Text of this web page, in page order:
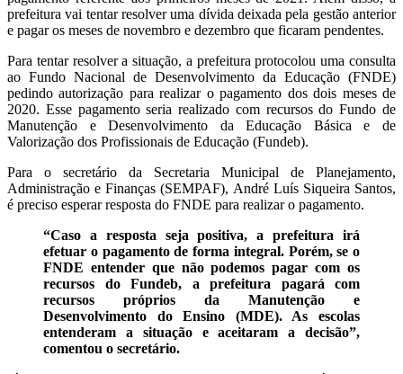
prefeitura vai tentar resolver uma dívida deixada pela gestão anterior
e pagar os meses de novembro e dezembro que ficaram pendentes.
Para tentar resolver a situação, a prefeitura protocolou uma consulta
ao Fundo Nacional de Desenvolvimento da Educação (FNDE)
pedindo autorização para realizar o pagamento dos dois meses de
2020. Esse pagamento seria realizado com recursos do Fundo de
Manutenção e Desenvolvimento da Educação Básica e de
Valorização dos Profissionais de Educação (Fundeb).
Para o secretário da Secretaria Municipal de Planejamento,
Administração e Finanças (SEMPAF), André Luís Siqueira Santos,
é preciso esperar resposta do FNDE para realizar o pagamento.
“Caso a resposta seja positiva, a prefeitura irá
efetuar o pagamento de forma integral. Porém, se o
FNDE entender que não podemos pagar com os
recursos do Fundeb, a prefeitura pagará com
recursos próprios da Manutenção e
Desenvolvimento do Ensino (MDE). As escolas
entenderam a situação e aceitaram a decisão”,
comentou o secretário.